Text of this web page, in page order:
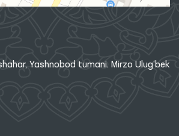
Yashnobod tumani. Mirzo Ulug‘bek